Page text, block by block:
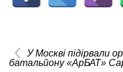
У Москві підірвали
батальйону «АрБАТ»